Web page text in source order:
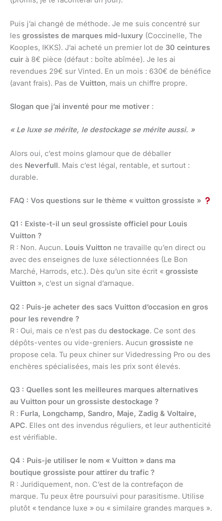
Puis j’ai changé de méthode. Je me suis concentré sur
les grossistes de marques mid-luxury (Coccinelle, The
Kooples, IKKS). J’ai acheté un premier lot de 30 ceintures
cuir à 8€ pièce (défaut : boîte abîmée). Je les ai
revendues 29€ sur Vinted. En un mois : 630€ de bénéfice
(avant frais). Pas de Vuitton, mais un chiffre propre.
Slogan que j’ai inventé pour me motiver :
« Le luxe se mérite, le destockage se mérite aussi. »
Alors oui, c’est moins glamour que de déballer
des Neverfull. Mais c’est légal, rentable, et surtout :
durable.
FAQ : Vos questions sur le thème « vuitton grossiste »
Q1 : Existe-t-il un seul grossiste officiel pour Louis
Vuitton ?
R : Non. Aucun. Louis Vuitton ne travaille qu’en direct ou
avec des enseignes de luxe sélectionnées (Le Bon
Marché, Harrods, etc.). Dès qu’un site écrit « grossiste
Vuitton », c’est un signal d’arnaque.
Q2 : Puis-je acheter des sacs Vuitton d’occasion en gros
pour les revendre ?
R : Oui, mais ce n’est pas du destockage. Ce sont des
dépôts-ventes ou vide-greniers. Aucun grossiste ne
propose cela. Tu peux chiner sur Videdressing Pro ou des
enchères spécialisées, mais les prix sont élevés.
Q3 : Quelles sont les meilleures marques alternatives
au Vuitton pour un grossiste destockage ?
R : Furla, Longchamp, Sandro, Maje, Zadig & Voltaire,
APC. Elles ont des invendus réguliers, et leur authenticité
est vérifiable.
Q4 : Puis-je utiliser le nom « Vuitton » dans ma
boutique grossiste pour attirer du trafic ?
R : Juridiquement, non. C’est de la contrefaçon de
marque. Tu peux être poursuivi pour parasitisme. Utilise
plutôt « tendance luxe » ou « similaire grandes marques ».